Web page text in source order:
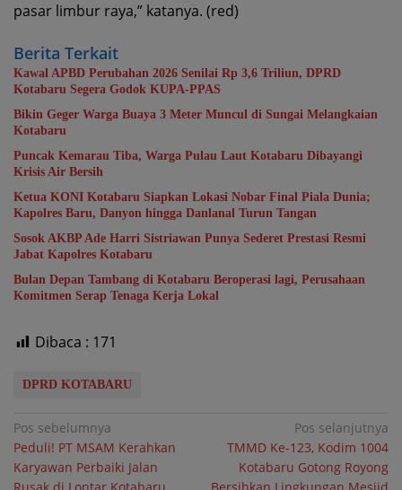
pasar limbur raya,” katanya. (red)
Berita Terkait
Kawal APBD Perubahan 2026 Senilai Rp 3,6 Triliun, DPRD
Kotabaru Segera Godok KUPA-PPAS
Bikin Geger Warga Buaya 3 Meter Muncul di Sungai Melangkaian
Kotabaru
Puncak Kemarau Tiba, Warga Pulau Laut Kotabaru Dibayangi
Krisis Air Bersih
Ketua KONI Kotabaru Siapkan Lokasi Nobar Final Piala Dunia;
Kapolres Baru, Danyon hingga Danlanal Turun Tangan
Sosok AKBP Ade Harri Sistriawan Punya Sederet Prestasi Resmi
Jabat Kapolres Kotabaru
Bulan Depan Tambang di Kotabaru Beroperasi lagi, Perusahaan
Komitmen Serap Tenaga Kerja Lokal
Dibaca : 171
DPRD KOTABARU
Navigasi
pos
Pos sebelumnya
Peduli! PT MSAM Kerahkan
Karyawan Perbaiki Jalan
Pos selanjutnya
TMMD Ke-123, Kodim 1004
Kotabaru Gotong Royong